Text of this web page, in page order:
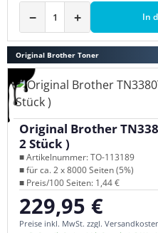
− + In
Original Brother Toner
Original Brother
2 Stück )
■ Artikelnummer: TO-113189
■ für ca. 2 x 8000 Seiten (5%)
■ Preis/100 Seiten: 1,44 €
Regulärer Preis:
229,95 €
Preise inkl. MwSt. zzgl.